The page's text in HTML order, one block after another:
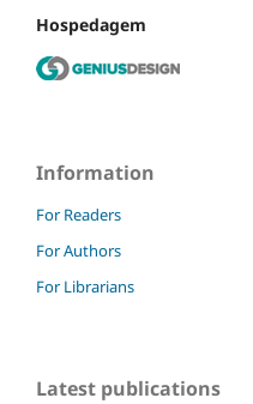
Hospedagem
Information
For Readers
For Authors
For Librarians
Latest publications